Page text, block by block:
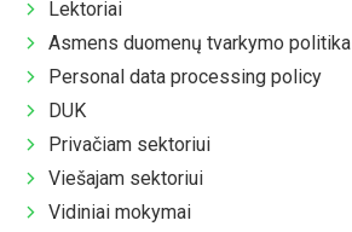
Lektoriai
Asmens duomenų tvarkymo politika
Personal data processing policy
DUK
Privačiam sektoriui
Viešajam sektoriui
Vidiniai mokymai